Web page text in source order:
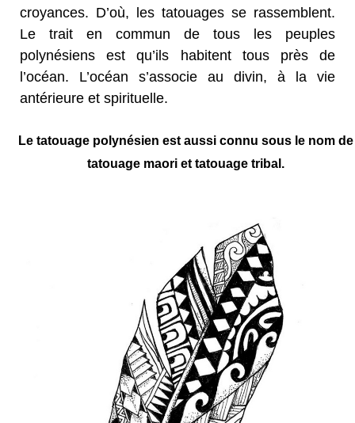
croyances. D’où, les tatouages se rassemblent.
Le trait en commun de tous les peuples
polynésiens est qu’ils habitent tous près de
l’océan. L’océan s’associe au divin, à la vie
antérieure et spirituelle.
Le tatouage polynésien est aussi connu sous le nom de
tatouage maori et tatouage tribal.